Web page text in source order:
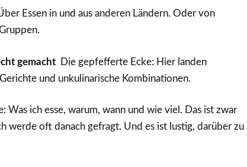
Essen in und aus anderen Ländern. Oder von
gemacht
Die gepfefferte Ecke: Hier landen
und unkulinarische Kombinationen.
Was ich esse, warum, wann und wie viel. Das ist zwar
werde oft danach gefragt. Und es ist lustig, darüber zu